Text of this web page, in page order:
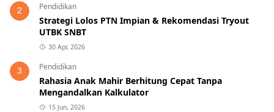
2 Pendidikan
Strategi Lolos PTN Impian & Rekomendasi Tryout
UTBK SNBT
30 Apr, 2026
3 Pendidikan
Rahasia Anak Mahir Berhitung Cepat Tanpa
Mengandalkan Kalkulator
15 Jun, 2026